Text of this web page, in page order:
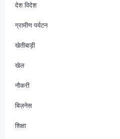
देश विदेश
ग्रामीण पर्यटन
खेतीबाड़ी
खेल
नौकरी
बिज़नेस
शिक्षा